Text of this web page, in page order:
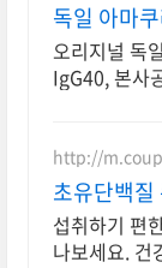
독일 아마
오리지널 독
IgG40, 본사
http://
초유단백
섭취하기 편
나보세요. 건